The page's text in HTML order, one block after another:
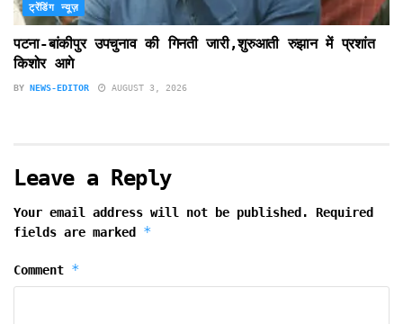
ट्रेंडिंग न्यूज़
पटना-बांकीपुर उपचुनाव की गिनती जारी,शुरुआती रुझान में प्रशांत
किशोर आगे
BY NEWS-EDITOR AUGUST 3, 2026
Leave a Reply
Your email address will not be published.
Required
fields are marked *
Comment *